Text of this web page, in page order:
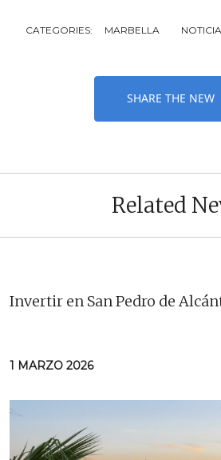
CATEGORIES: MARBELLA
SHARE THE NEW
Related
Invertir en San Pedro de
1 MARZO 2026